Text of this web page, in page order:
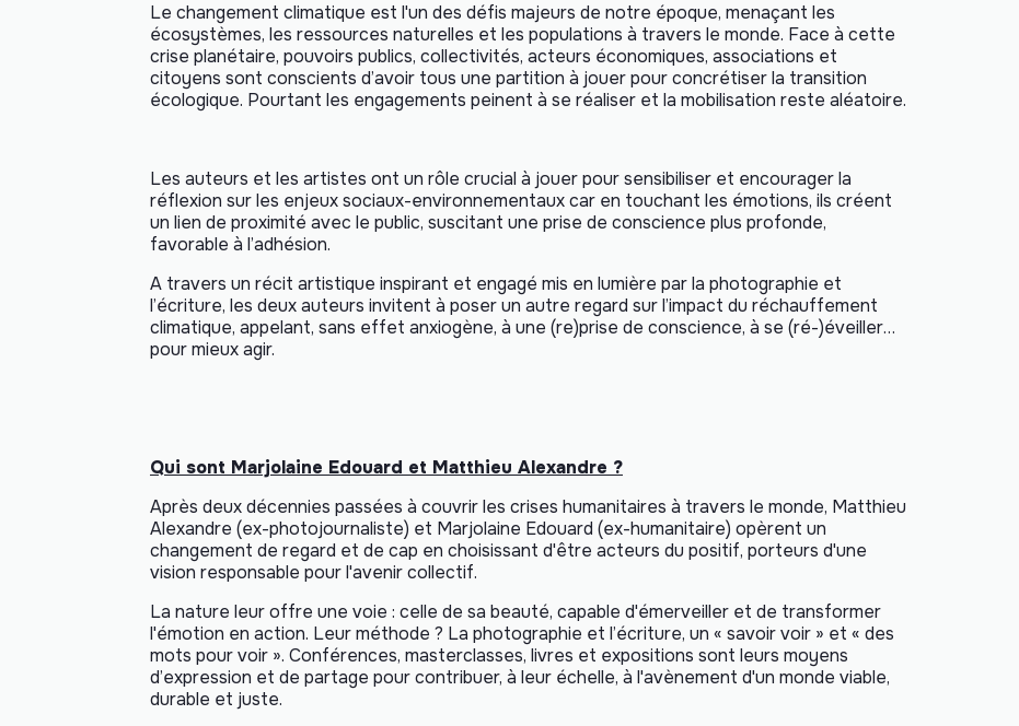
Le changement climatique est l'un des défis majeurs de notre époque, menaçant les
écosystèmes, les ressources naturelles et les populations à travers le monde. Face à cette
crise planétaire, pouvoirs publics, collectivités, acteurs économiques, associations et
citoyens sont conscients d’avoir tous une partition à jouer pour concrétiser la transition
écologique. Pourtant les engagements peinent à se réaliser et la mobilisation reste aléatoire.
Les auteurs et les artistes ont un rôle crucial à jouer pour sensibiliser et encourager la
réflexion sur les enjeux sociaux-environnementaux car en touchant les émotions, ils créent
un lien de proximité avec le public, suscitant une prise de conscience plus profonde,
favorable à l’adhésion.
A travers un récit artistique inspirant et engagé mis en lumière par la photographie et
l’écriture, les deux auteurs invitent à poser un autre regard sur l’impact du réchauffement
climatique, appelant, sans effet anxiogène, à une (re)prise de conscience, à se (ré-)éveiller…
pour mieux agir.
Qui sont Marjolaine Edouard et Matthieu Alexandre ?
Après deux décennies passées à couvrir les crises humanitaires à travers le monde, Matthieu
Alexandre (ex-photojournaliste) et Marjolaine Edouard (ex-humanitaire) opèrent un
changement de regard et de cap en choisissant d'être acteurs du positif, porteurs d'une
vision responsable pour l'avenir collectif.
La nature leur offre une voie : celle de sa beauté, capable d'émerveiller et de transformer
l'émotion en action. Leur méthode ? La photographie et l’écriture, un « savoir voir » et « des
mots pour voir ». Conférences, masterclasses, livres et expositions sont leurs moyens
d’expression et de partage pour contribuer, à leur échelle, à l'avènement d'un monde viable,
durable et juste.